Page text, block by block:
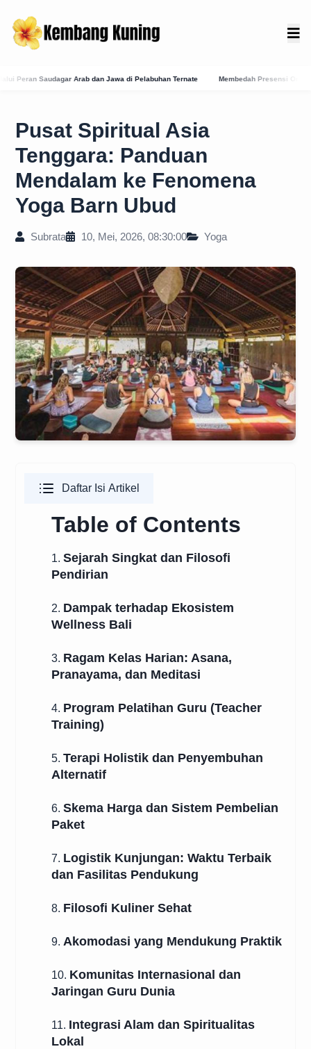
Ternate Membedah Presensi Online Karangasem: Strategi Digitalisasi
Pusat Spiritual Asia
Tenggara: Panduan
Mendalam ke Fenomena
Yoga Barn Ubud
Subrata 10, Mei, 2026, 08:30:00 Yoga
Daftar Isi Artikel
Table of Contents
1. Sejarah Singkat dan Filosofi
Pendirian
2. Dampak terhadap Ekosistem
Wellness Bali
3. Ragam Kelas Harian: Asana,
Pranayama, dan Meditasi
4. Program Pelatihan Guru (Teacher
Training)
5. Terapi Holistik dan Penyembuhan
Alternatif
6. Skema Harga dan Sistem Pembelian
Paket
7. Logistik Kunjungan: Waktu Terbaik
dan Fasilitas Pendukung
8. Filosofi Kuliner Sehat
9. Akomodasi yang Mendukung Praktik
10. Komunitas Internasional dan
Jaringan Guru Dunia
11. Integrasi Alam dan Spiritualitas
Lokal